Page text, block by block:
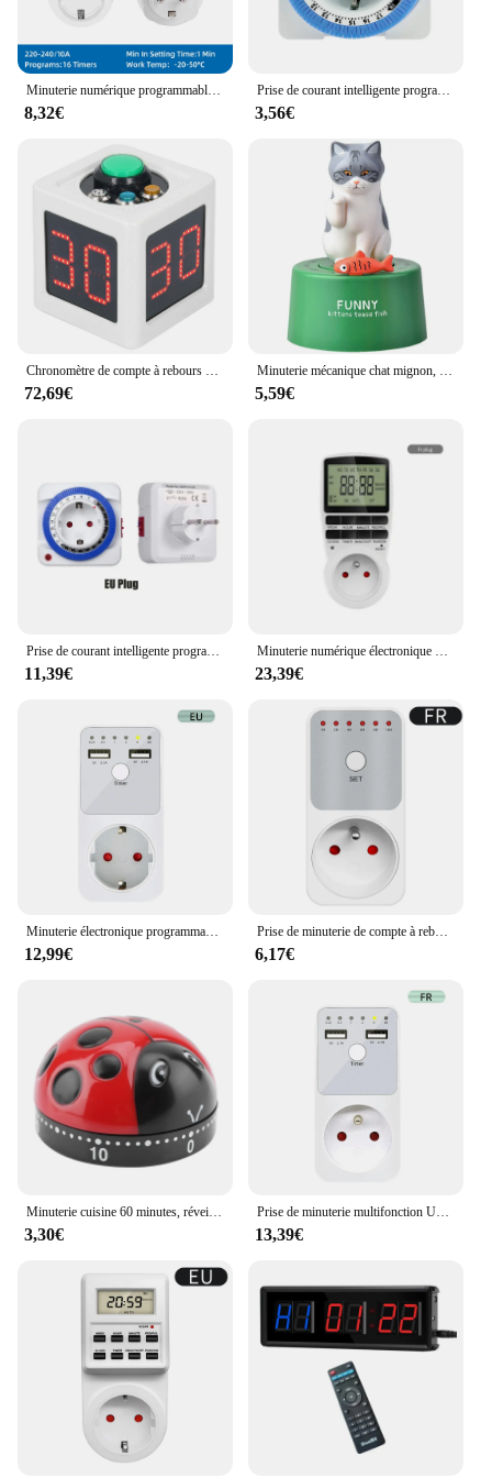
you stay focused and on track, ensuring that you
make the most of your time.
Minuterie numérique programmable électronique, minuterie hebdomadaire, prise de courant, appareil de cuisine, contrôle du temps, 12/24 heures, UE, Royaume-Uni, États-Unis
8,32€
Prise de courant intelligente programmable avec minuterie, mise à la terre mécanique, interrupteur de boucle de compte à rebours, prise intérieure, mise hors tension automatique, UE, 24 heures
3,56€
Chronomètre de compte à rebours pour poker privé, minuterie de tir numérique, cube à 4 côtés, échecs et casinos, 1,4"
72,69€
Minuterie mécanique chat mignon, compte à rebours pour la cuisine, l'étude de l'enfant, la maison, la gestion créative, la cuisine, le fuchsia
5,59€
Prise de courant intelligente programmable avec minuterie, mise à la terre mécanique, interrupteur de boucle de compte à rebours, prise intérieure, mise hors tension automatique, UE, 24 heures
11,39€
Minuterie numérique électronique de cuisine, minuterie programmable, prise de courant, 230V, 110V, 12/24 heures, prise cyclique, EU, FR, US, UK, AU
23,39€
Minuterie électronique programmable, compte à rebours de 6 heures, prise de synchronisation intelligente, interface USB, prise EU, US, UK, FR
12,99€
Prise de minuterie de compte à rebours électronique, compteur de puissance intelligent, prise de contrôle de réglage de l'heure, enfichable, TM04, 10 heures
6,17€
Minuterie cuisine 60 minutes, réveil mécanique amusant en forme antirouille
3,30€
Prise de minuterie multifonction UD02, protection contre les surtensions, interrupteur de tension de sortie, gain d'énergie, contrôleur de temps, prise EU, US, FR, UK
13,39€